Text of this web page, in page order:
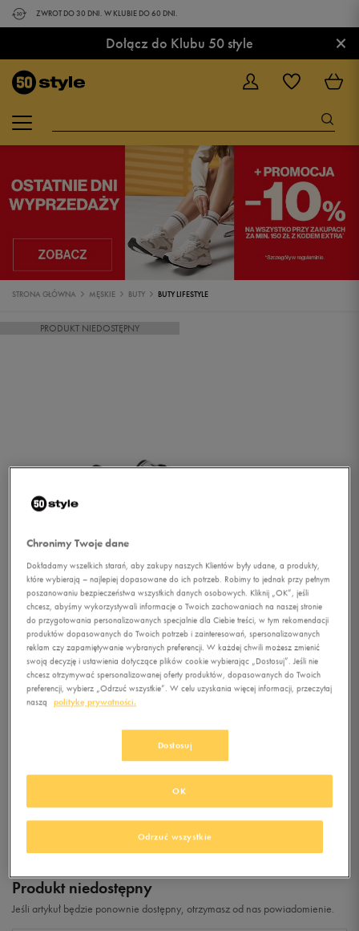
ZWROT DO 30 DNI. W KLUBIE DO 60 DNI.
Dołącz do Klubu 50 style ×
STRONA GŁÓWNA MĘSKIE BUTY BUTY LIFESTYLE
PRODUKT NIEDOSTĘPNY
ADIDAS PLIMCANA LOW
(0)
+ 500 PKT WKLUBIE 50 STYLE
Produkt niedostępny
Jeśli artykuł będzie ponownie dostępny, otrzymasz od nas powiadomienie.
Chronimy Twoje dane
Dokładamy wszelkich starań, aby zakupy naszych Klientów były udane, a produkty,
które wybierają – najlepiej dopasowane do ich potrzeb. Robimy to jednak przy pełnym
poszanowaniu bezpieczeństwa wszystkich danych osobowych. Kliknij „OK”, jeśli
chcesz, abyśmy wykorzystywali informacje o Twoich zachowaniach na naszej stronie
do przygotowania personalizowanych specjalnie dla Ciebie treści, w tym rekomendacji
produktów dopasowanych do Twoich potrzeb i zainteresowań, spersonalizowanych
reklam czy zapamiętywanie wybranych preferencji. W każdej chwili możesz zmienić
swoją decyzję i ustawienia dotyczące plików cookie wybierając „Dostosuj”. Jeśli nie
chcesz otrzymywać spersonalizowanej oferty produktów, dopasowanych do Twoich
preferencji, wybierz „Odrzuć wszystkie”. W celu uzyskania więcej informacji, przeczytaj
naszą
politykę prywatności.
Dostosuj
Odrzuć wszystkie
OK